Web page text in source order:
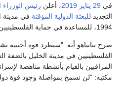
في 29 يناير 2019، أعلن رئيس الوزراء
التجديد للبعثة الدولية المؤقتة في مدينة
1994، للمساعدة في حماية الفلسطينيين في المدينة.
صرح نتانياهو أنه: "سيطرد قوة أجنبية
الفلسطينيين في مدينة الخليل بالضفة
المراقبين بالقيام بأنشطة مناهضة
مكتبه: "لن نسمح بمواصلة وجود قوة